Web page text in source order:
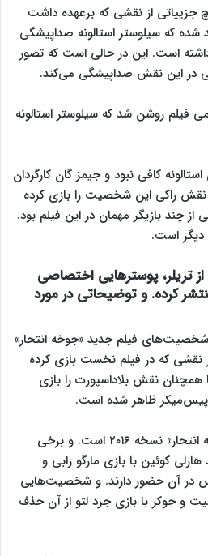
از نقشی که برعهده داشت
شده که سیلوستر استالونه صداپیشگی
است. این در حالی است که تصور
در این نقش صداپیشگی می‌کند.
فیلم روشن شد که سیلوستر استالونه
کافی نبود و جیمز گان کارگردان
نقش راکی این شخصیت را بازی کرده
چند بازیگر مهمان در این فیلم بود.
دیگر است.
از تریلر، پوسترهایی اختصاصی
کرده. و توضیحاتی در مورد
فیلم جدید «جوخه انتحار»
نقشی که در فیلم نخست بازی کرده
همچنان نقش بلاداسپورت را بازی
ظاهر شده است.
این فیلم دنباله مستقل «جوخه انتحار» نسخه ۲۰۱۶ است. و برخی
کوئین با بازی مارگو رابی و
در آن حضور دارند. و شخصیت‌هایی
و جوکر با بازی جرد لتو از آن حذف